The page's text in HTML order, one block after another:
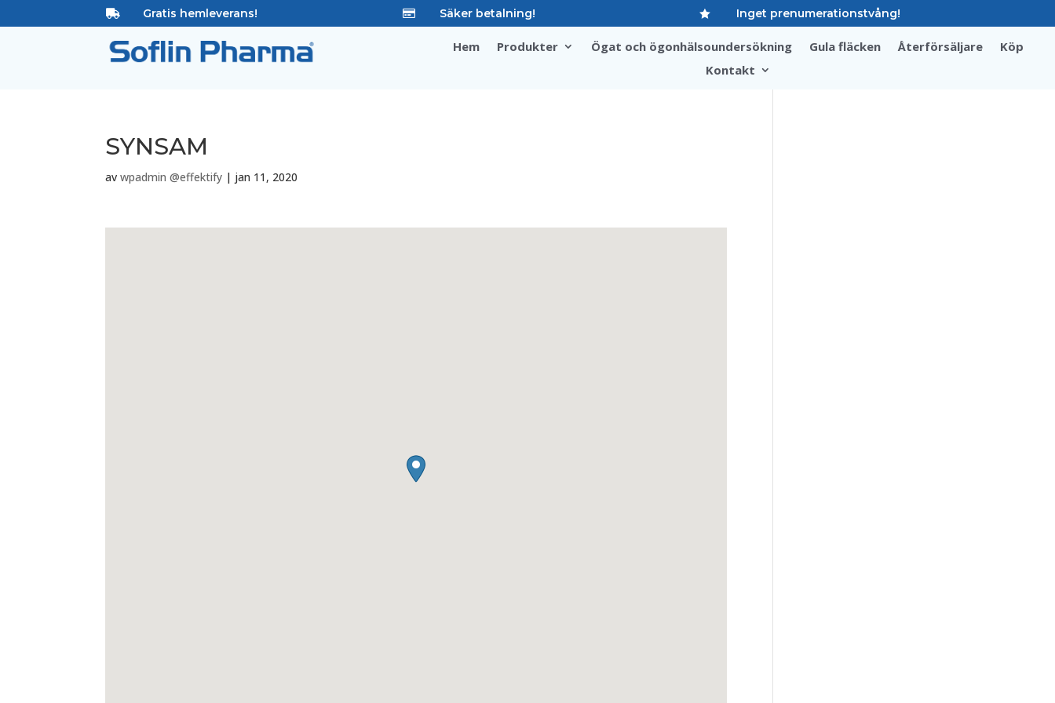
 Gratis hemleverans!  Säker betalning!  Inget prenumerationstvång!
Hem Produkter Ögat och ögonhälsoundersökning Gula fläcken Återförsäljare
Köp
Kontakt
SYNSAM
avwpadmin @effektify | jan 11, 2020